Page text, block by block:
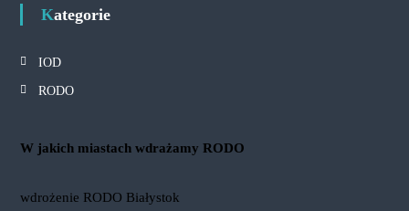
Kategorie
IOD
RODO
W jakich miastach wdrażamy RODO
wdrożenie RODO Białystok